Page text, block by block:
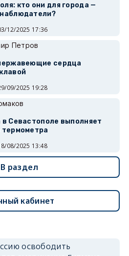
кто они для города —
12/2025 17:36
Петров
сердца
09/2025 19:28
в Севастополе выполняет
термометра
08/2025 13:48
В раздел
кабинет
освободить